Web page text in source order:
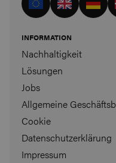
INFORMATION
Nachhaltigkeit
Lösungen
Jobs
Allgemeine
Cookie
Datenschutzerklärung
Impressum